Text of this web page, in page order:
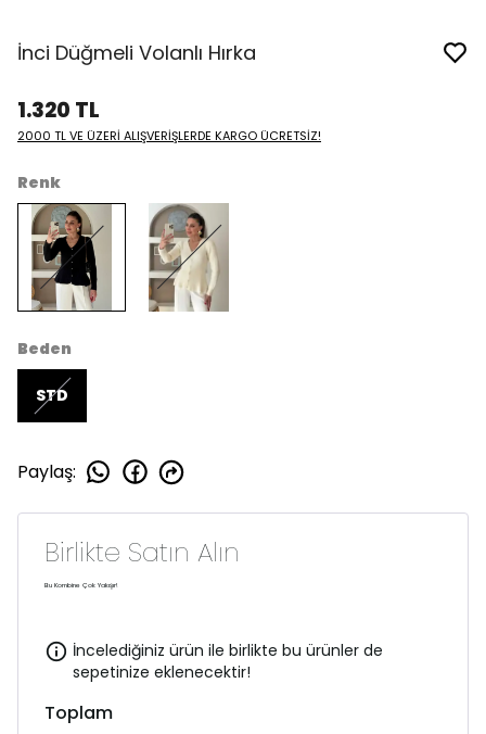
İnci Düğmeli Volanlı Hırka
1.320 TL
2000 TL VE ÜZERİ ALIŞVERİŞLERDE KARGO ÜCRETSİZ!
Renk
Beden
STD
Paylaş:
Birlikte Satın Alın
Bu Kombine Çok Yakışır!
İncelediğiniz ürün ile birlikte bu ürünler de
sepetinize eklenecektir!
Toplam